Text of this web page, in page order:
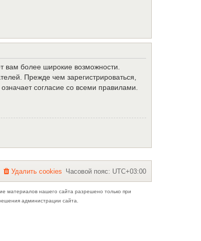
вам более широкие возможности.
Прежде чем зарегистрироваться,
согласие со всеми правилами.
Часовой пояс: UTC+03:00
Удалить cookies
материалов нашего сайта разрешено только при
администрации сайта.